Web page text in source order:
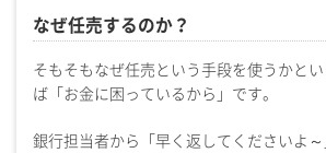
なぜ任売するのか？
そもそもなぜ任売という手段を使うかと
ば「お金に困っているから」です。
銀行担当者から「早く返してくださいよ